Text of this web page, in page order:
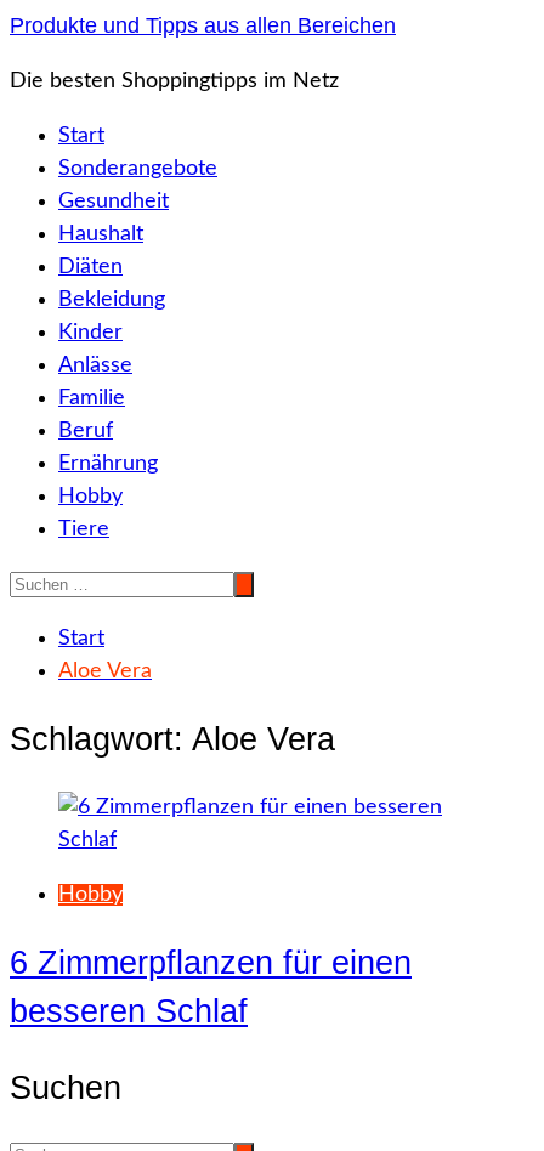
Zum
springen
Produkte und Tipps aus allen Bereichen
Die besten Shoppingtipps im Netz
Start
Sonderangebote
Gesundheit
Haushalt
Diäten
Bekleidung
Kinder
Anlässe
Familie
Beruf
Ernährung
Hobby
Tiere
Start
Aloe Vera
Schlagwort: Aloe Vera
Hobby
6 Zimmerpflanzen für einen
besseren Schlaf
Suchen